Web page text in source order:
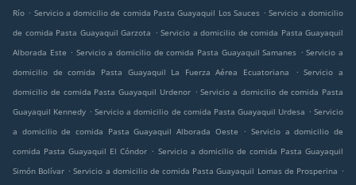
Río . Servicio a domicilio de comida Pasta Guayaquil Los Sauces . Servicio a domicilio
de comida Pasta Guayaquil Garzota . Servicio a domicilio de comida Pasta Guayaquil
Alborada Este . Servicio a domicilio de comida Pasta Guayaquil Samanes . Servicio a
domicilio de comida Pasta Guayaquil La Fuerza Aérea Ecuatoriana
. Servicio a
domicilio de comida Pasta Guayaquil Urdenor . Servicio a domicilio de comida Pasta
Guayaquil Kennedy . Servicio a domicilio de comida Pasta Guayaquil Urdesa . Servicio
a domicilio de comida Pasta Guayaquil Alborada Oeste
. Servicio a domicilio de
comida Pasta Guayaquil El Cóndor . Servicio a domicilio de comida Pasta Guayaquil
Simón Bolívar . Servicio a domicilio de comida Pasta Guayaquil Lomas de Prosperina .